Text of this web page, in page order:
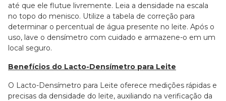
até que ele flutue livremente. Leia a densidade na escala
no topo do menisco. Utilize a tabela de correção para
determinar o percentual de água presente no leite. Após o
uso, lave o densímetro com cuidado e armazene-o em um
local seguro.
Benefícios do Lacto-Densímetro para Leite
O Lacto-Densímetro para Leite oferece medições rápidas e
precisas da densidade do leite, auxiliando na verificação da